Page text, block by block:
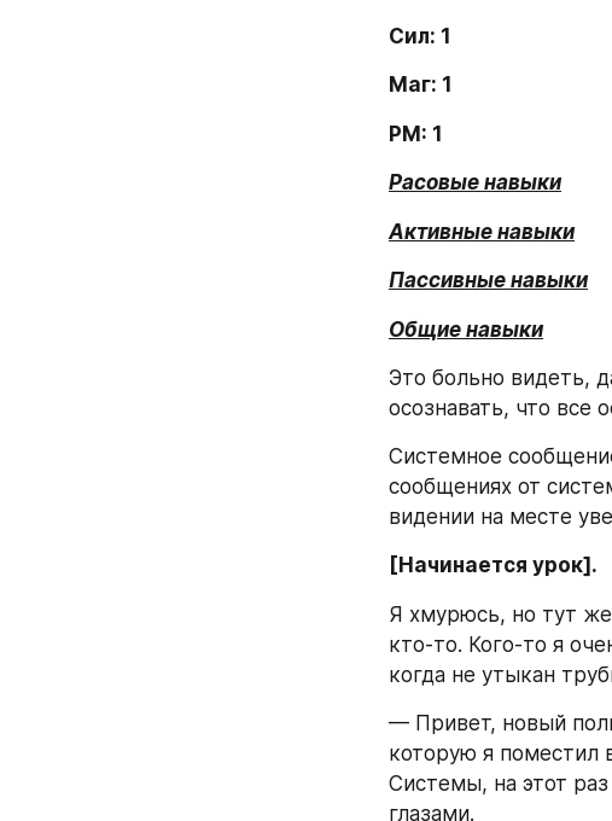
Сил: 1
Маг: 1
РМ: 1
Расовые навыки
Активные навыки
Пассивные навыки
Общие навыки
Это больно видеть,
осознавать, что все
Системное
сообщениях от
видении на месте
[Начинается урок].
Я хмурюсь, но тут
кто-то. Кого-то я
когда не утыкан
— Привет, новый
которую я поместил
Системы, на этот
глазами.